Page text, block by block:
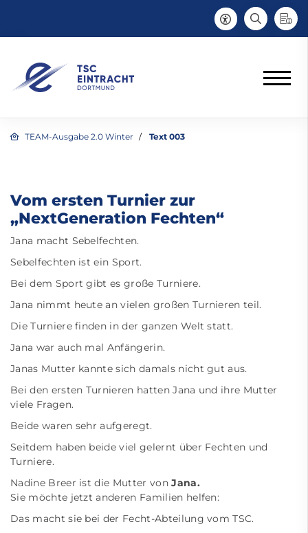
TEAM-Ausgabe 2.0 Winter Text 003
Vom ersten Turnier zur
„NextGeneration Fechten“
Jana macht Sebelfechten.
Sebelfechten ist ein Sport.
Bei dem Sport gibt es große Turniere.
Jana nimmt heute an vielen großen Turnieren teil.
Die Turniere finden in der ganzen Welt statt.
Jana war auch mal Anfängerin.
Janas Mutter kannte sich damals nicht gut aus.
Bei den ersten Turnieren hatten Jana und ihre Mutter
viele Fragen.
Beide waren sehr aufgeregt.
Seitdem haben beide viel gelernt über Fechten und
Turniere.
Nadine Breer ist die Mutter vonJana.
Sie möchte jetzt anderen Familien helfen:
Das macht sie bei der Fecht-Abteilung vom TSC.